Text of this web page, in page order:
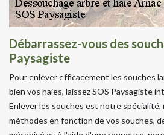
Débarrassez-vous des
Paysagiste
Pour enlever efficacement les souches
bien vos haies, laissez SOS Paysagiste
Enlever les souches est notre
méthodes en fonction de vos souches,